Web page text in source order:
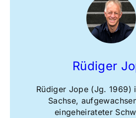
Rüdiger
Rüdiger Jope (Jg. 1969)
Sachse,
eingeheirateter